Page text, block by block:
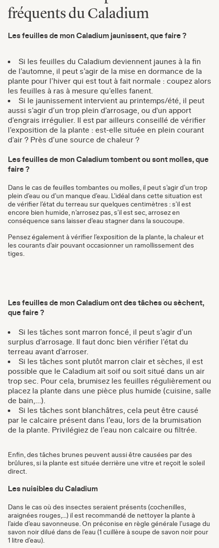
fréquents du Caladium
Les feuilles de mon Caladium jaunissent, que faire ?
Si les feuilles du Caladium deviennent jaunes à la fin
de l’automne, il peut s’agir de la mise en dormance de la
plante pour l’hiver qui est tout à fait normale : coupez alors
les feuilles à ras à mesure qu’elles fanent.
Si le jaunissement intervient au printemps/été, il peut
aussi s’agir d’un trop plein d’arrosage, ou d'un apport
d’engrais irrégulier. Il est par ailleurs conseillé de vérifier
l’exposition de la plante : est-elle située en plein courant
d’air ? Près d’une source de chaleur ?
Les feuilles de mon Caladium tombent ou sont molles, que
faire ?
Dans le cas de feuilles tombantes ou molles, il peut s’agir d’un trop
plein d’eau ou d’un manque d’eau. L’idéal dans cette situation est
de vérifier l’état du terreau sur quelques centimètres : s’il est
encore bien humide, n’arrosez pas, s’il est sec, arrosez en
conséquence sans laisser d’eau stagner dans la soucoupe.
Pensez également à vérifier l’exposition de la plante, la chaleur et
les courants d’air pouvant occasionner un ramollissement des
tiges.
Les feuilles de mon Caladium ont des tâches ou sèchent,
que faire ?
Si les tâches sont marron foncé, il peut s’agir d’un
surplus d’arrosage. Il faut donc bien vérifier l’état du
terreau avant d’arroser.
Si les tâches sont plutôt marron clair et sèches, il est
possible que le Caladium ait soif ou soit situé dans un air
trop sec. Pour cela, brumisez les feuilles régulièrement ou
placez la plante dans une pièce plus humide (cuisine, salle
de bain,...).
Si les tâches sont blanchâtres, cela peut être causé
par le calcaire présent dans l’eau, lors de la brumisation
de la plante. Privilégiez de l’eau non calcaire ou filtrée.
Enfin, des tâches brunes peuvent aussi être causées par des
brûlures, si la plante est située derrière une vitre et reçoit le soleil
direct.
Les nuisibles du Caladium
Dans le cas où des insectes seraient présents (cochenilles,
araignées rouges,...) il est recommandé de nettoyer la plante à
l’aide d’eau savonneuse. On préconise en règle générale l’usage du
savon noir dilué dans de l’eau (1 cuillère à soupe de savon noir pour
1 litre d’eau).